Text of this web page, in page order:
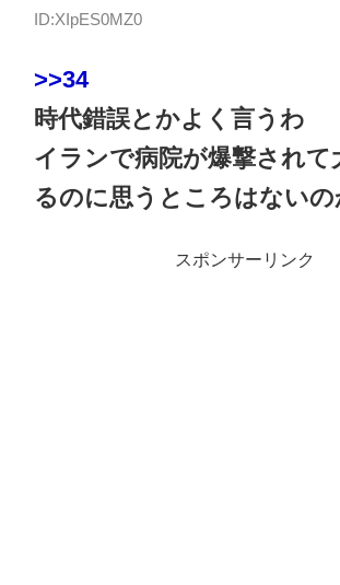
ID:XIpES0MZ0
>>34
時代錯誤とかよく言うわ
イランで病院が爆撃されて
るのに思うところはないの
スポンサーリンク